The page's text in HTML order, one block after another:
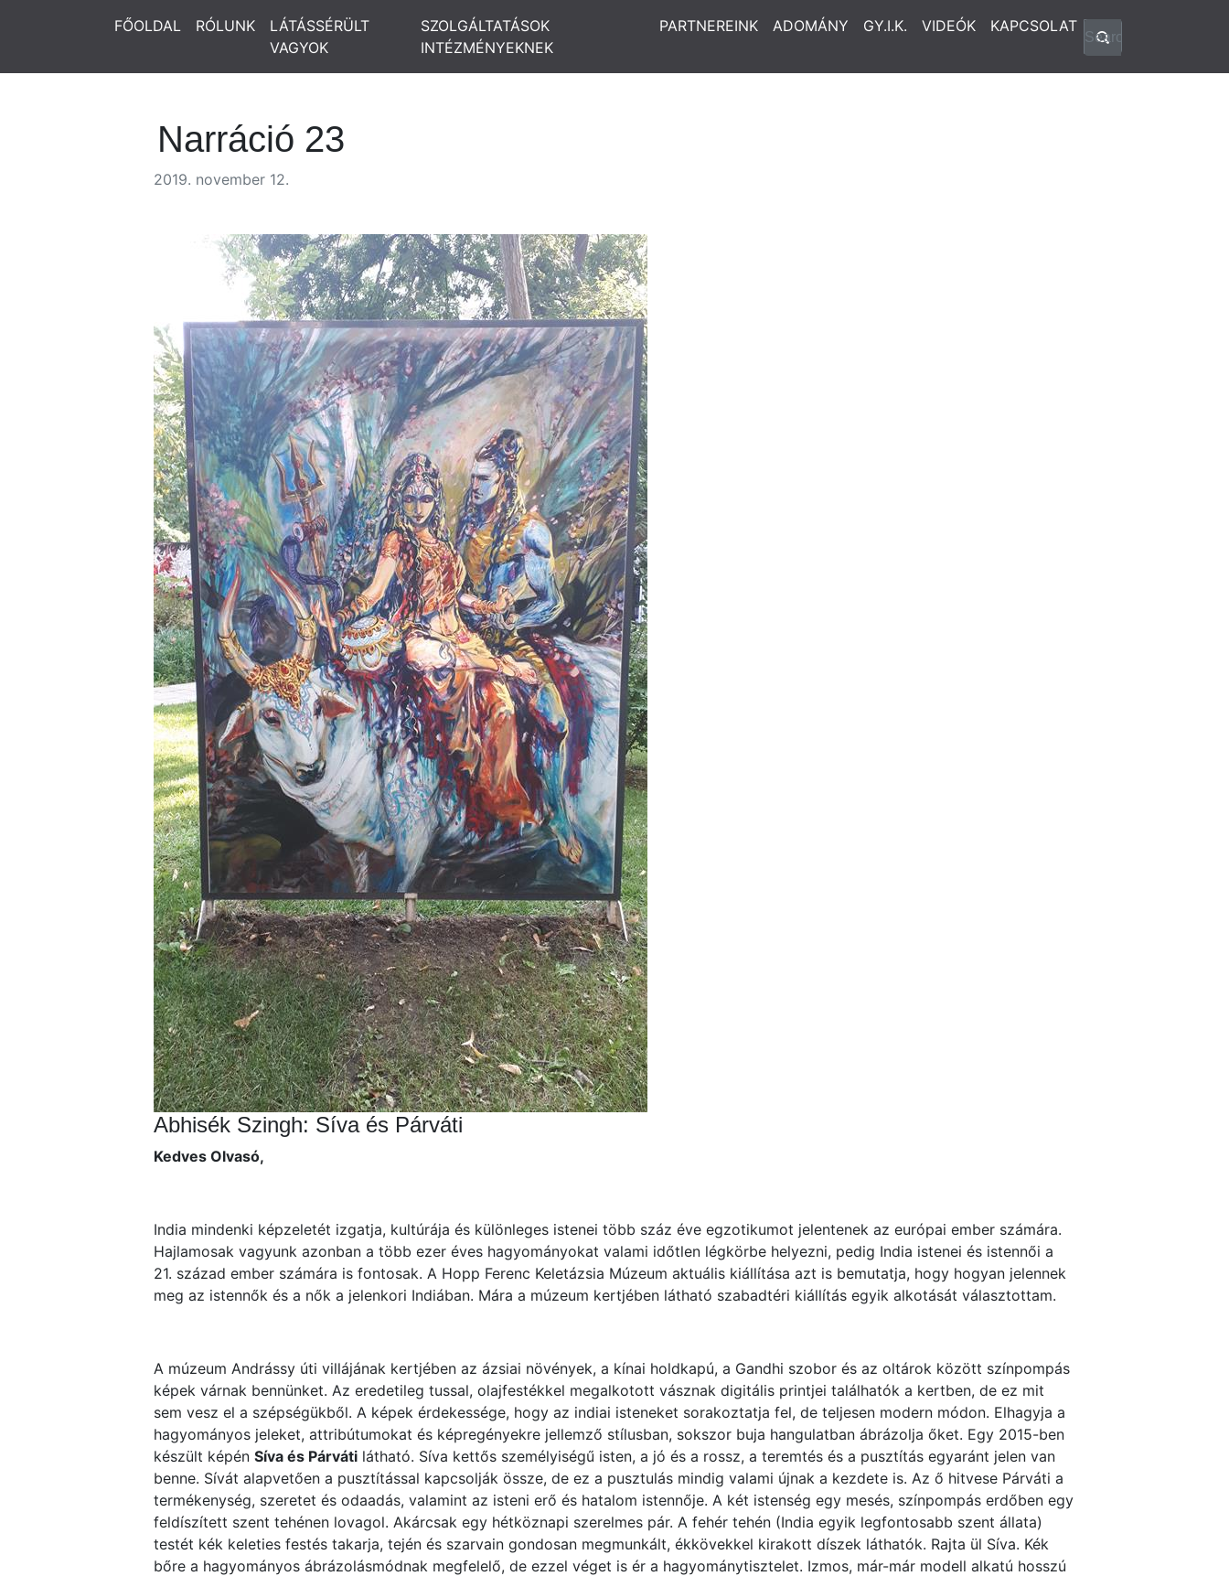
FŐOLDAL RÓLUNK
LÁTÁSSÉRÜLT
VAGYOK
SZOLGÁLTATÁSOK
INTÉZMÉNYEKNEK
PARTNEREINK ADOMÁNY GY.I.K. VIDEÓK KAPCSOLAT
Narráció 23
2019. november 12.
Abhisék Szingh: Síva és Párváti
Kedves Olvasó,
India mindenki képzeletét izgatja, kultúrája és különleges istenei több száz éve egzotikumot jelentenek az európai ember számára.
Hajlamosak vagyunk azonban a több ezer éves hagyományokat valami időtlen légkörbe helyezni, pedig India istenei és istennői a
21. század ember számára is fontosak. A Hopp Ferenc Keletázsia Múzeum aktuális kiállítása azt is bemutatja, hogy hogyan jelennek
meg az istennők és a nők a jelenkori Indiában. Mára a múzeum kertjében látható szabadtéri kiállítás egyik alkotását választottam.
A múzeum Andrássy úti villájának kertjében az ázsiai növények, a kínai holdkapú, a Gandhi szobor és az oltárok között színpompás
képek várnak bennünket. Az eredetileg tussal, olajfestékkel megalkotott vásznak digitális printjei találhatók a kertben, de ez mit
sem vesz el a szépségükből. A képek érdekessége, hogy az indiai isteneket sorakoztatja fel, de teljesen modern módon. Elhagyja a
hagyományos jeleket, attribútumokat és képregényekre jellemző stílusban, sokszor buja hangulatban ábrázolja őket. Egy 2015-ben
készült képén Síva és Párváti látható. Síva kettős személyiségű isten, a jó és a rossz, a teremtés és a pusztítás egyaránt jelen van
benne. Sívát alapvetően a pusztítással kapcsolják össze, de ez a pusztulás mindig valami újnak a kezdete is. Az ő hitvese Párváti a
termékenység, szeretet és odaadás, valamint az isteni erő és hatalom istennője. A két istenség egy mesés, színpompás erdőben egy
feldíszített szent tehénen lovagol. Akárcsak egy hétköznapi szerelmes pár. A fehér tehén (India egyik legfontosabb szent állata)
testét kék keleties festés takarja, tején és szarvain gondosan megmunkált, ékkövekkel kirakott díszek láthatók. Rajta ül Síva. Kék
bőre a hagyományos ábrázolásmódnak megfelelő, de ezzel véget is ér a hagyománytisztelet. Izmos, már-már modell alkatú hosszú